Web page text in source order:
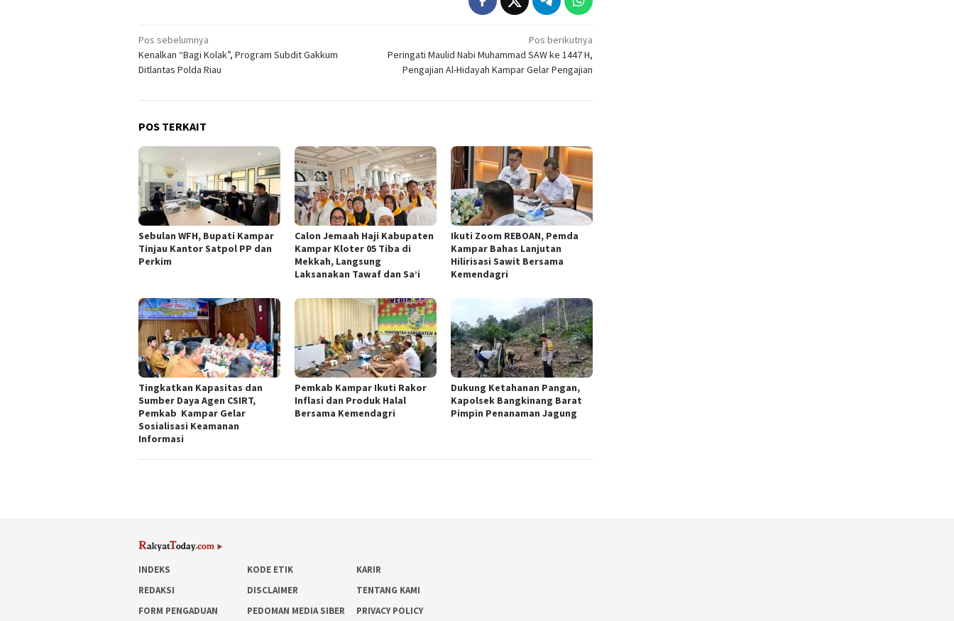
Navigasi
pos
Pos sebelumnya
Kenalkan “Bagi Kolak”, Program Subdit Gakkum
Ditlantas Polda Riau
Pos berikutnya
Peringati Maulid Nabi Muhammad SAW ke 1447 H,
Pengajian Al-Hidayah Kampar Gelar Pengajian
POS TERKAIT
Sebulan WFH, Bupati Kampar
Tinjau Kantor Satpol PP dan
Perkim
Calon Jemaah Haji Kabupaten
Kampar Kloter 05 Tiba di
Mekkah, Langsung
Laksanakan Tawaf dan Sa’i
Ikuti Zoom REBOAN, Pemda
Kampar Bahas Lanjutan
Hilirisasi Sawit Bersama
Kemendagri
Tingkatkan Kapasitas dan
Sumber Daya Agen CSIRT,
Pemkab Kampar Gelar
Sosialisasi Keamanan
Informasi
Pemkab Kampar Ikuti Rakor
Inflasi dan Produk Halal
Bersama Kemendagri
Dukung Ketahanan Pangan,
Kapolsek Bangkinang Barat
Pimpin Penanaman Jagung
INDEKS KODE ETIK
KARIR
REDAKSI
DISCLAIMER
TENTANG KAMI
FORM PENGADUAN
PEDOMAN MEDIA SIBER PRIVACY POLICY